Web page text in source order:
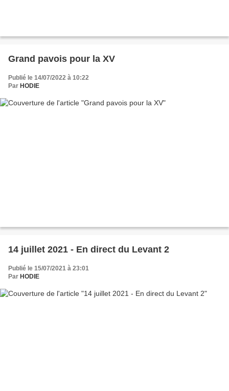
Grand pavois pour la XV
Publié le 14/07/2022 à 10:22
Par HODIE
14 juillet 2021 - En direct du Levant 2
Publié le 15/07/2021 à 23:01
Par HODIE